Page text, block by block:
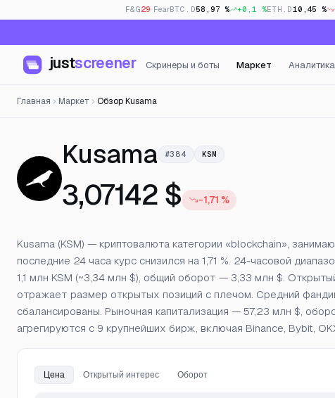
F&G29· FearBTC.D58,97 % +0,1 %ETH.D10,45 %
justscreener Скринеры и боты Маркет Аналитика
Главная Маркет Обзор Kusama
Kusama— Цена,
#384 KSM
3,07142 $ -1,71 %
Kusama (KSM) — криптовалюта категории «blockchain»,
последние 24 часа курс снизился на 1,71 %. 24-часовой
1,1 млн KSM (~3,34 млн $), общий оборот — 3,33 млн $.
отражает размер открытых позиций с плечом. Средний
сбалансированы. Рыночная капитализация — 57,23 млн $,
агрегируются с 9 крупнейших бирж, включая Binance, Bybit,
Цена Открытый интерес Оборот